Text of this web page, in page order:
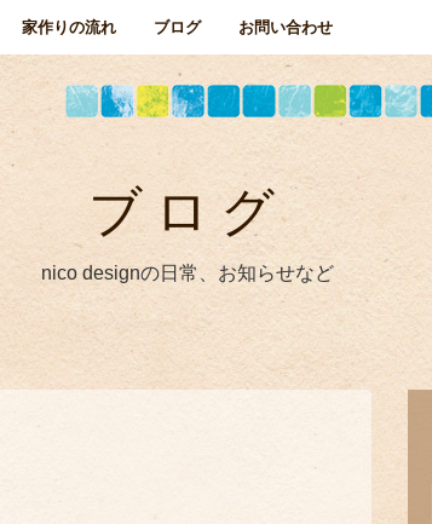
家作りの流れ ブログ お問い合わせ
ブログ
nico designの日常、お知らせなど